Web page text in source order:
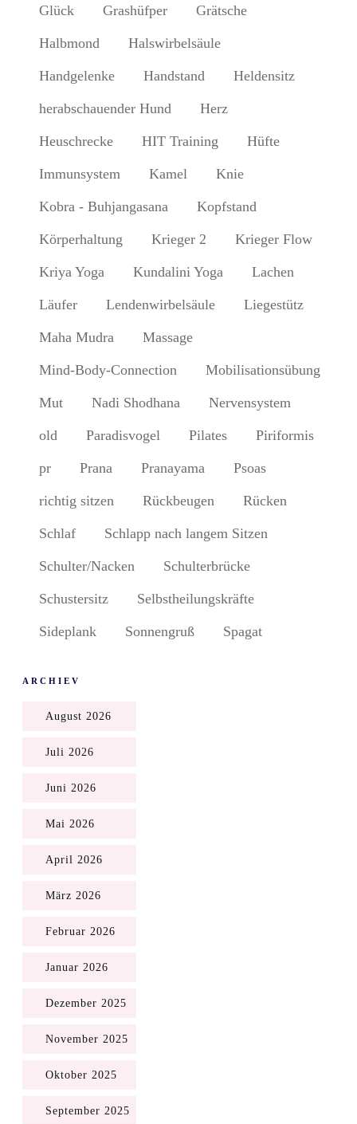
Glück Grashüfper Grätsche
Halbmond Halswirbelsäule
Handgelenke Handstand Heldensitz
herabschauender Hund Herz
Heuschrecke HIT Training Hüfte
Immunsystem Kamel Knie
Kobra - Buhjangasana Kopfstand
Körperhaltung Krieger 2 Krieger Flow
Kriya Yoga Kundalini Yoga Lachen
Läufer Lendenwirbelsäule Liegestütz
Maha Mudra Massage
Mind-Body-Connection Mobilisationsübung
Mut Nadi Shodhana Nervensystem
old Paradisvogel Pilates Piriformis
pr Prana Pranayama Psoas
richtig sitzen Rückbeugen Rücken
Schlaf Schlapp nach langem Sitzen
Schulter/Nacken Schulterbrücke
Schustersitz Selbstheilungskräfte
Sideplank Sonnengruß Spagat
ARCHIEV
August 2026
Juli 2026
Juni 2026
Mai 2026
April 2026
März 2026
Februar 2026
Januar 2026
Dezember 2025
November 2025
Oktober 2025
September 2025